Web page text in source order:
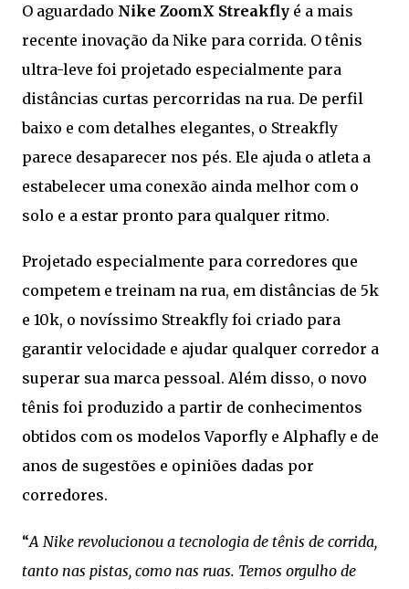
O aguardado Nike ZoomX Streakfly é a mais
recente inovação da Nike para corrida. O tênis
ultra-leve foi projetado especialmente para
distâncias curtas percorridas na rua. De perfil
baixo e com detalhes elegantes, o Streakfly
parece desaparecer nos pés. Ele ajuda o atleta a
estabelecer uma conexão ainda melhor com o
solo e a estar pronto para qualquer ritmo.
Projetado especialmente para corredores que
competem e treinam na rua, em distâncias de 5k
e 10k, o novíssimo Streakfly foi criado para
garantir velocidade e ajudar qualquer corredor a
superar sua marca pessoal. Além disso, o novo
tênis foi produzido a partir de conhecimentos
obtidos com os modelos Vaporfly e Alphafly e de
anos de sugestões e opiniões dadas por
corredores.
“A Nike revolucionou a tecnologia de tênis de corrida,
tanto nas pistas, como nas ruas. Temos orgulho de